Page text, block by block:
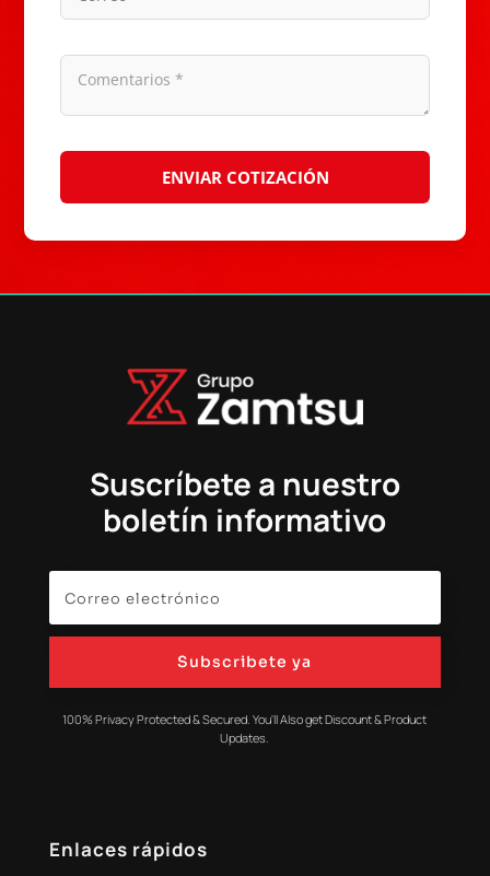
Suscríbete a nuestro
boletín informativo
Subscribete ya
100% Privacy Protected & Secured. You'll Also get Discount & Product
Updates.
Enlaces rápidos